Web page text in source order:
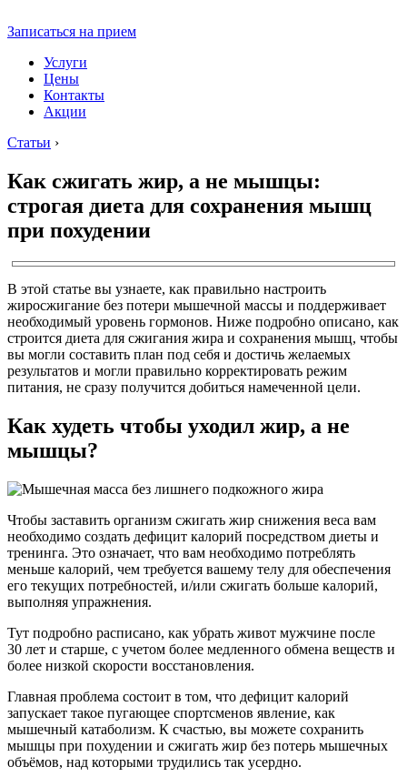
Записаться на прием
Услуги
Цены
Контакты
Акции
Статьи ›
Как сжигать жир, а не мышцы:
строгая диета для сохранения мышц
при похудении
В этой статье вы узнаете, как правильно настроить
жиросжигание без потери мышечной массы и поддерживает
необходимый уровень гормонов. Ниже подробно описано, как
строится диета для сжигания жира и сохранения мышц, чтобы
вы могли составить план под себя и достичь желаемых
результатов и могли правильно корректировать режим
питания, не сразу получится добиться намеченной цели.
Как худеть чтобы уходил жир, а не
мышцы?
Чтобы заставить организм сжигать жир снижения веса вам
необходимо создать дефицит калорий посредством диеты и
тренинга. Это означает, что вам необходимо потреблять
меньше калорий, чем требуется вашему телу для обеспечения
его текущих потребностей, и/или сжигать больше калорий,
выполняя упражнения.
Тут подробно расписано, как убрать живот мужчине после
30 лет и старше, с учетом более медленного обмена веществ и
более низкой скорости восстановления.
Главная проблема состоит в том, что дефицит калорий
запускает такое пугающее спортсменов явление, как
мышечный катаболизм. К счастью, вы можете сохранить
мышцы при похудении и сжигать жир без потерь мышечных
объёмов, над которыми трудились так усердно.